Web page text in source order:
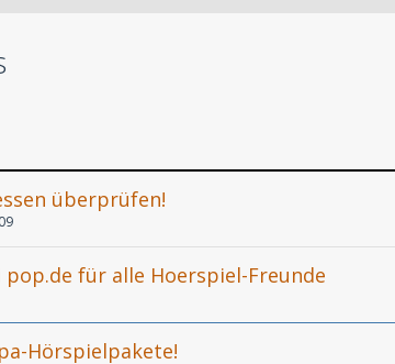
überprüfen!
pop.de für alle Hoerspiel-Freunde
Hörspielpakete!